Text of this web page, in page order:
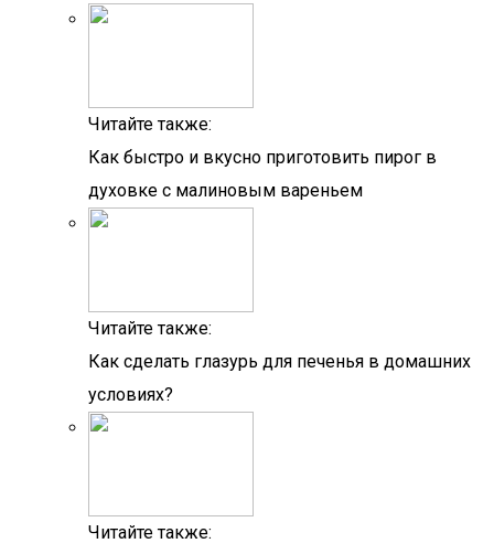
Читайте также:
Как быстро и вкусно приготовить пирог в
духовке с малиновым вареньем
Читайте также:
Как сделать глазурь для печенья в домашних
условиях?
Читайте также: